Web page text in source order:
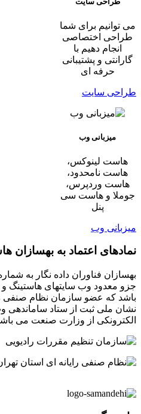
می توانیم برای شما
طراحی اختصاصی
انجام دهیم با
گارانتی و پشتیبانی
حرفه ای
طراحی سایت
میزبانی وب
هاست لینوکس،
هاست نامحدود،
هاست وردپرس،
جوملا و هاست سی
پنل
میزبانی وب
نمادهای اعتماد به بهسازان
جزو معدود وب سایتهای
باشد که عضو سازمان نظام صنفی
نشان ملی ثبت از ستاد ساماندهی
الکترونکی از وزارت صنعت می